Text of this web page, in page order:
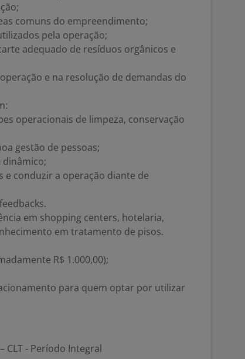
comuns do empreendimento;
pela operação;
adequado de resíduos orgânicos e
e na resolução de demandas do
operacionais de limpeza, conservação
gestão de pessoas;
dinâmico;
e conduzir a operação diante de
em shopping centers, hotelaria,
em tratamento de pisos.
R$ 1.000,00);
para quem optar por utilizar
CLT - Período Integral